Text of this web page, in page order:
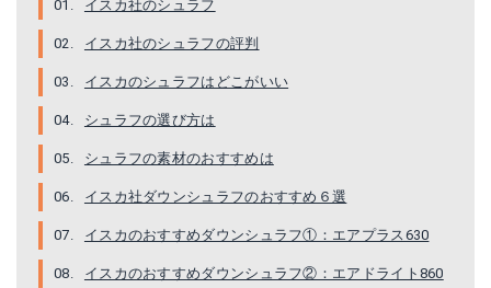
イスカ社のシュラフ
イスカ社のシュラフの評判
イスカのシュラフはどこがいい
シュラフの選び方は
シュラフの素材のおすすめは
イスカ社ダウンシュラフのおすすめ６選
イスカのおすすめダウンシュラフ①：エアプラス630
イスカのおすすめダウンシュラフ②：エアドライト860
イスカ(Isuka) エアドライト860
Amazonで詳細を見る